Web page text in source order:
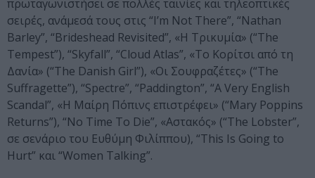
πρωταγωνιστήσει σε πολλές ταινίες και τηλεοπτικές
σειρές, ανάμεσά τους στις “I’m Not There”, “Nathan
Barley”, “Brideshead Revisited”, «Η Τρικυμία» (“The
Tempest”), “Skyfall”, “Cloud Atlas”, «Το Κορίτσι από τη
Δανία» (“The Danish Girl”), «Οι Σουφραζέτες» (“The
Suffragette”), “Spectre”, “Paddington”, “A Very English
Scandal”, «Η Μαίρη Πόπινς επιστρέφει» (“Mary Poppins
Returns”), “No Time To Die”, «Αστακός» (“The Lobster”,
σε σενάριο του Ευθύμη Φιλίππου), “This Is Going to
Hurt” και “Women Talking”.